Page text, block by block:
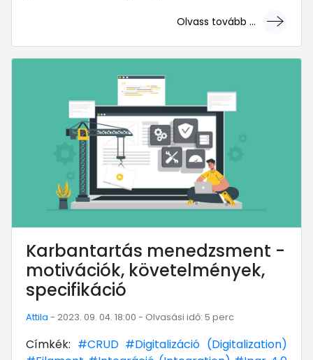
Olvass tovább ...
... mert megéri!
Karbantartás menedzsment -
motivációk, követelmények,
specifikáció
Attila - 2023. 09. 04. 18:00 - Olvasási idő: 5 perc
Címkék: #CRUD #Digitalizáció (Digitalization)